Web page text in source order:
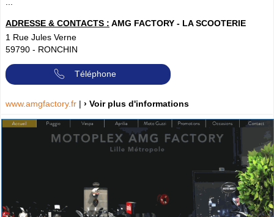
...
ADRESSE & CONTACTS : AMG FACTORY - LA SCOOTERIE
1 Rue Jules Verne
59790 - RONCHIN
Téléphone
www.amgfactory.fr | › Voir plus d'informations